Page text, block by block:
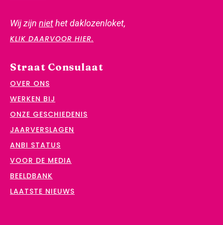
Wij zijn niethet daklozenloket,
KLIK DAARVOOR HIER.
Straat Consulaat
OVER ONS
WERKEN BIJ
ONZE GESCHIEDENIS
JAARVERSLAGEN
ANBI STATUS
VOOR DE MEDIA
BEELDBANK
LAATSTE NIEUWS